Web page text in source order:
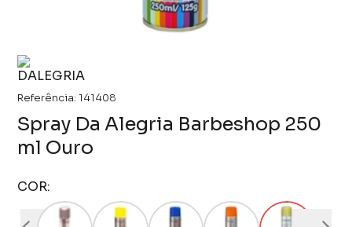
Referência: 141408
Spray Da Alegria Barbeshop 250
ml Ouro
COR: